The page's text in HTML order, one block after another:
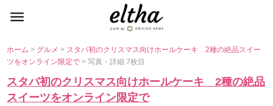
ホーム> グルメ> スタバ初のクリスマス向けホールケーキ 2種の絶品スイー
ツをオンライン限定で> 写真・詳細 7枚目
スタバ初のクリスマス向けホールケーキ 2種の絶品
スイーツをオンライン限定で